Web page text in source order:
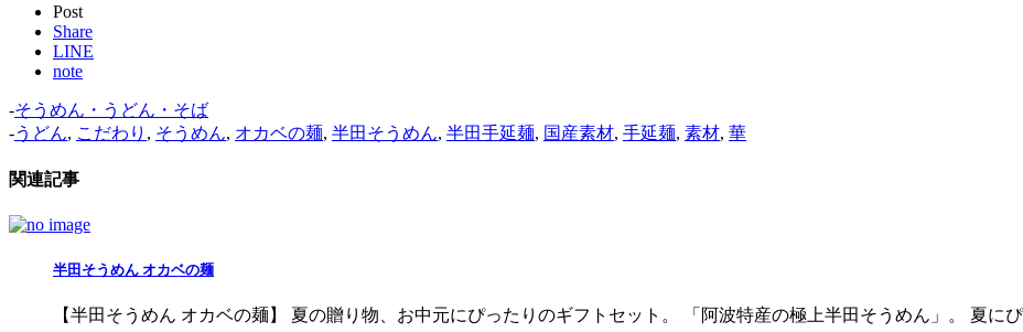
Post
Share
LINE
note
-そうめん・うどん・そば
-うどん, こだわり , そうめん, オカベの麺, 半田そうめん, 半田手延麺, 国産素材, 手延麺, 素材, 華
関連記事
半田そうめん オカベの麺
【半田そうめん オカベの麺】 夏の贈り物、お中元にぴったりのギフトセット。 「阿波特産の極上半田そうめん」。 夏に